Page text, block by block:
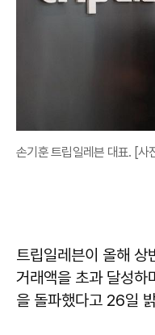
손기훈 트립일레븐 대표. [사
트립일레븐이 올해 상
거래액을 초과 달성
을 돌파했다고 26일